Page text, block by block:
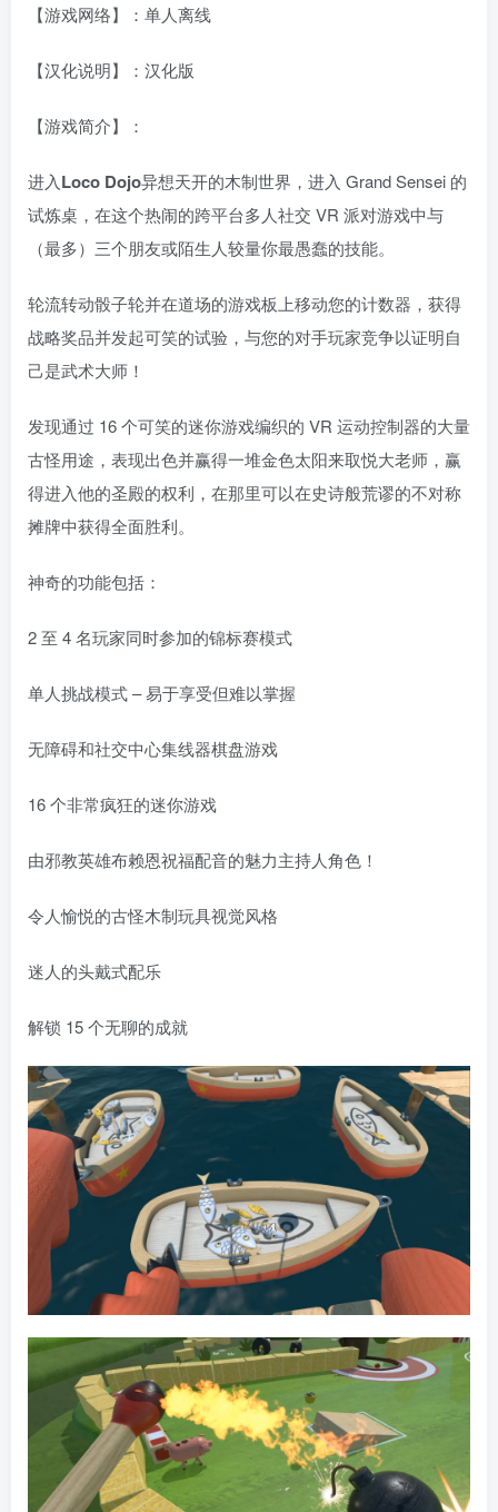
【游戏网络】：单人离线
【汉化说明】：汉化版
【游戏简介】：
进入Loco Dojo异想天开的木制世界，进入 Grand Sensei 的
试炼桌，在这个热闹的跨平台多人社交 VR 派对游戏中与
（最多）三个朋友或陌生人较量你最愚蠢的技能。
轮流转动骰子轮并在道场的游戏板上移动您的计数器，获得
战略奖品并发起可笑的试验，与您的对手玩家竞争以证明自
己是武术大师！
发现通过 16 个可笑的迷你游戏编织的 VR 运动控制器的大量
古怪用途，表现出色并赢得一堆金色太阳来取悦大老师，赢
得进入他的圣殿的权利，在那里可以在史诗般荒谬的不对称
摊牌中获得全面胜利。
神奇的功能包括：
2 至 4 名玩家同时参加的锦标赛模式
单人挑战模式 – 易于享受但难以掌握
无障碍和社交中心集线器棋盘游戏
16 个非常疯狂的迷你游戏
由邪教英雄布赖恩祝福配音的魅力主持人角色！
令人愉悦的古怪木制玩具视觉风格
迷人的头戴式配乐
解锁 15 个无聊的成就